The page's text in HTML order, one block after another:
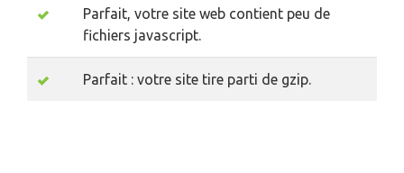
Parfait, votre site web contient peu de
fichiers javascript.
Parfait : votre site tire parti de gzip.